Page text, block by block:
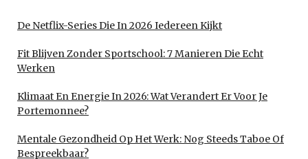
De Netflix-Series Die In 2026 Iedereen Kijkt
Fit Blijven Zonder Sportschool: 7 Manieren Die Echt
Werken
Klimaat En Energie In 2026: Wat Verandert Er Voor Je
Portemonnee?
Mentale Gezondheid Op Het Werk: Nog Steeds Taboe Of
Bespreekbaar?